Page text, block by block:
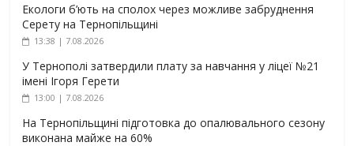
Екологи б’ють на сполох через можливе забруднення
Серету на Тернопільщині
13:38 | 7.08.2026
У Тернополі затвердили плату за навчання у ліцеї №21
імені Ігоря Герети
13:00 | 7.08.2026
На Тернопільщині підготовка до опалювального сезону
виконана майже на 60%